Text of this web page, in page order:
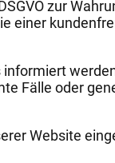
zur
einer
informiert
Fälle oder
Website